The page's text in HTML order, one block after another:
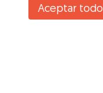
Aceptar todo